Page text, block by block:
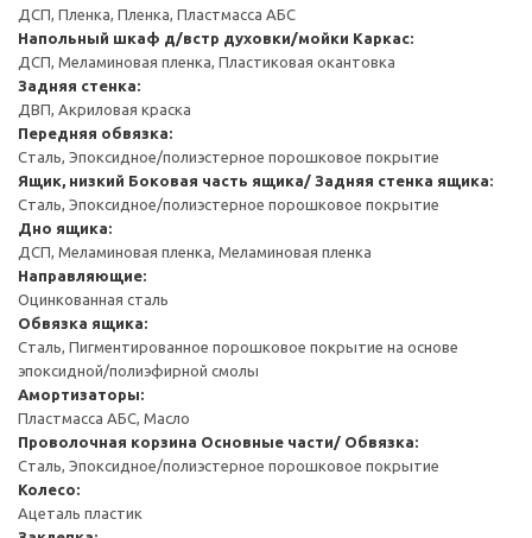
ДСП, Пленка, Пленка, Пластмасса АБС
Напольный шкаф д/встр духовки/мойки Каркас:
ДСП, Меламиновая пленка, Пластиковая окантовка
Задняя стенка:
ДВП, Акриловая краска
Передняя обвязка:
Сталь, Эпоксидное/полиэстерное порошковое покрытие
Ящик, низкий Боковая часть ящика/ Задняя стенка ящика:
Сталь, Эпоксидное/полиэстерное порошковое покрытие
Дно ящика:
ДСП, Меламиновая пленка, Меламиновая пленка
Направляющие:
Оцинкованная сталь
Обвязка ящика:
Сталь, Пигментированное порошковое покрытие на основе
эпоксидной/полиэфирной смолы
Амортизаторы:
Пластмасса АБС, Масло
Проволочная корзина Основные части/ Обвязка:
Сталь, Эпоксидное/полиэстерное порошковое покрытие
Колесо:
Ацеталь пластик